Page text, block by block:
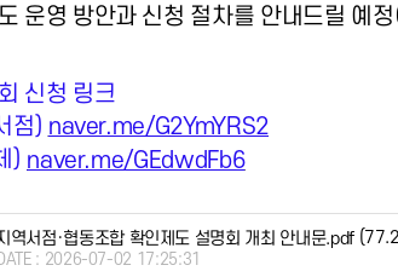
운영 방안과 신청 절차를 안내드릴 예
신청 링크
점) naver.me/G2YmYRS2
) naver.me/GEdwdFb6
역서점·협동조합 확인제도 설명회 개최 안내문.pdf
: 2026-07-02 17:25:31